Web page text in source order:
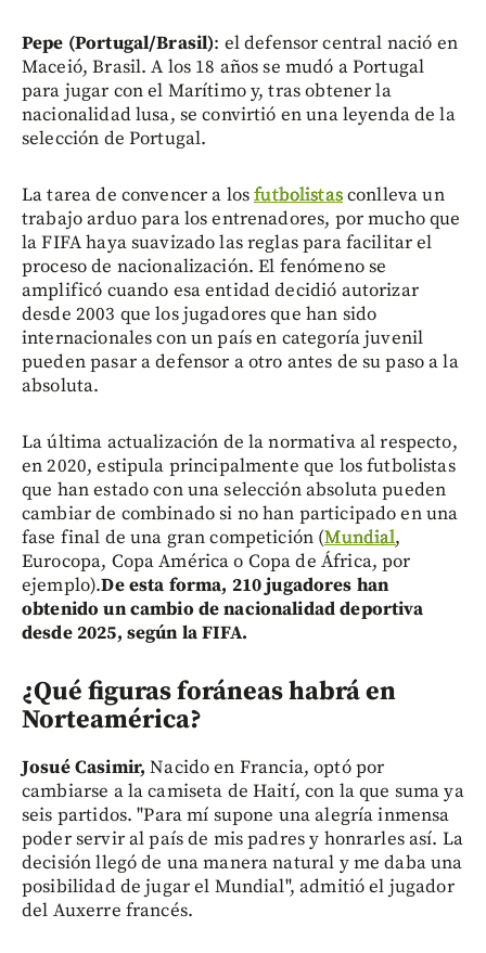
Pepe (Portugal/Brasil): el defensor central nació en
Maceió, Brasil. A los 18 años se mudó a Portugal
para jugar con el Marítimo y, tras obtener la
nacionalidad lusa, se convirtió en una leyenda de la
selección de Portugal.
La tarea de convencer a losfutbolistasconlleva un
trabajo arduo para los entrenadores, por mucho que
la FIFA haya suavizado las reglas para facilitar el
proceso de nacionalización. El fenómeno se
amplificó cuando esa entidad decidió autorizar
desde 2003 que los jugadores que han sido
internacionales con un país en categoría juvenil
pueden pasar a defensor a otro antes de su paso a la
absoluta.
La última actualización de la normativa al respecto,
en 2020, estipula principalmente que los futbolistas
que han estado con una selección absoluta pueden
cambiar de combinado si no han participado en una
fase final de una gran competición (Mundial,
Eurocopa, Copa América o Copa de África, por
ejemplo).De esta forma, 210 jugadores han
obtenido un cambio de nacionalidad deportiva
desde 2025, según la FIFA.
¿Qué figuras foráneas habrá en
Norteamérica?
Josué Casimir,Nacido en Francia, optó por
cambiarse a la camiseta de Haití, con la que suma ya
seis partidos. "Para mí supone una alegría inmensa
poder servir al país de mis padres y honrarles así. La
decisión llegó de una manera natural y me daba una
posibilidad de jugar el Mundial", admitió el jugador
del Auxerre francés.